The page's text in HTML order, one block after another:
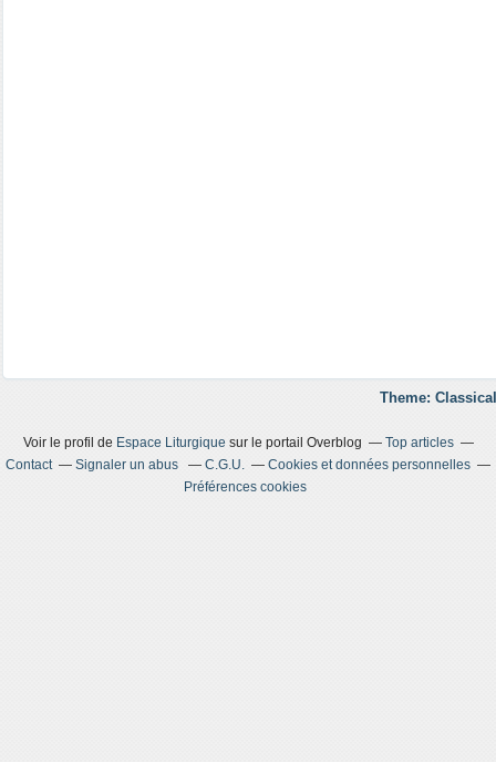
Theme:
Voir le profil de Espace Liturgiquesur le portail Overblog
Top articles
Contact
Signaler un abus C.G.U.
Cookies et données personnelles
Préférences cookies